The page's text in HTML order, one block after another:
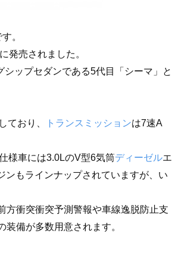
。
発売されました。
ップセダンである5代目「シーマ」と
ており、 トランスミッションは7速A
様車には3.0LのV型6気筒ディーゼルエ
ンもラインナップされていますが、い
方衝突衝突予測警報や車線逸脱防止支
備が多数用意されます。